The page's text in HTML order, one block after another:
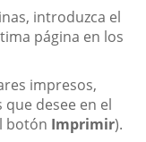
introduzca el
página en los
impresos,
desee en el
botón Imprimir).